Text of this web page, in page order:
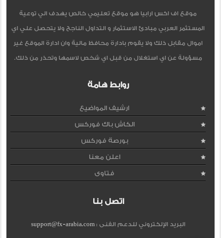
موقع اف اكس ارابيا هو موقع تعليمي خالص يهدف الي توعية
المستثمر العربي مبادئ الاستثمار و التداول الناجح ولا يتحصل علي اي
اموال مقابل ذلك ولا يقوم بادارة محافظ مالية وان ادارة الموقع غير
مسؤولة عن اي استغلال من قبل اي شخص لاسمها وتحذر من ذلك.
روابط هامة
ارشيف المواضيع
الكاش باك فوركس
بورصة فوركس
اعلن معنا
فتاوى
اتصل بنا
البريد الإلكتروني للدعم الفنى :support@fx-arabia.com